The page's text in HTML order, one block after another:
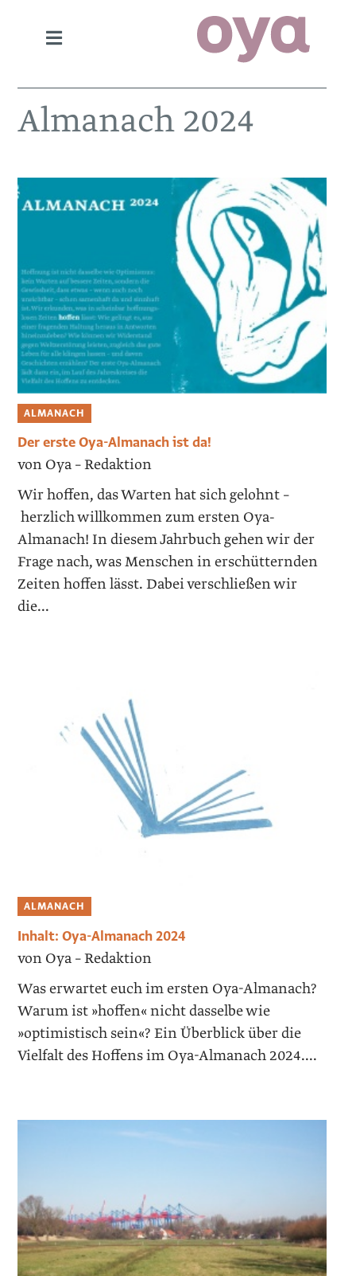
Almanach 2024
ALMANACH
Der erste Oya-Almanach ist da!
von Oya – Redaktion
Wir hoffen, das Warten hat sich gelohnt –
herzlich willkommen zum ersten Oya-
Almanach! In diesem Jahrbuch gehen wir der
Frage nach, was Menschen in erschütternden
Zeiten hoffen lässt. Dabei verschließen wir
die...
ALMANACH
Inhalt: Oya-Almanach 2024
von Oya – Redaktion
Was erwartet euch im ersten Oya-Almanach?
Warum ist »hoffen« nicht dasselbe wie
»optimistisch sein«? Ein Überblick über die
Vielfalt des Hoffens im Oya-Almanach 2024....